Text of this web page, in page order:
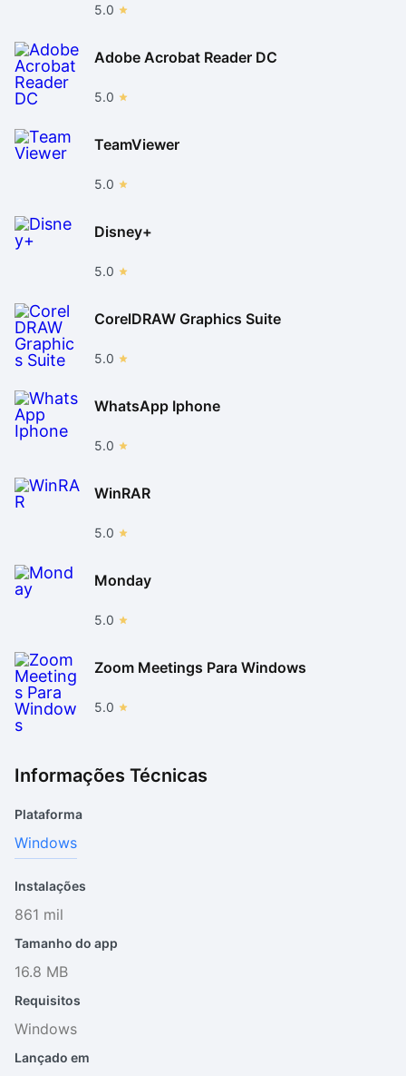
5.0
Adobe Acrobat Reader DC
5.0
TeamViewer
5.0
Disney+
5.0
CorelDRAW Graphics Suite
5.0
WhatsApp Iphone
5.0
WinRAR
5.0
Monday
5.0
Zoom Meetings Para Windows
5.0
Informações Técnicas
Plataforma
Windows
Instalações
861 mil
Tamanho do app
16.8 MB
Requisitos
Windows
Lançado em